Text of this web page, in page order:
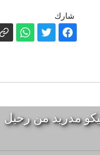
شارك
مدريد من رحيل